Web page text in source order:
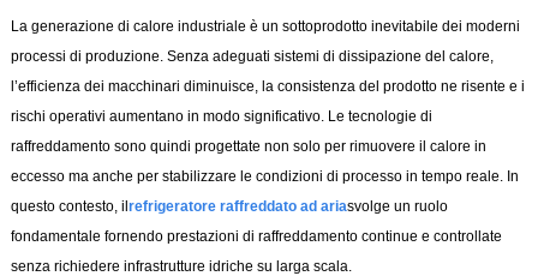
La generazione di calore industriale è un sottoprodotto inevitabile dei moderni
processi di produzione. Senza adeguati sistemi di dissipazione del calore,
l’efficienza dei macchinari diminuisce, la consistenza del prodotto ne risente e i
rischi operativi aumentano in modo significativo. Le tecnologie di
raffreddamento sono quindi progettate non solo per rimuovere il calore in
eccesso ma anche per stabilizzare le condizioni di processo in tempo reale. In
questo contesto, ilrefrigeratore raffreddato ad ariasvolge un ruolo
fondamentale fornendo prestazioni di raffreddamento continue e controllate
senza richiedere infrastrutture idriche su larga scala.